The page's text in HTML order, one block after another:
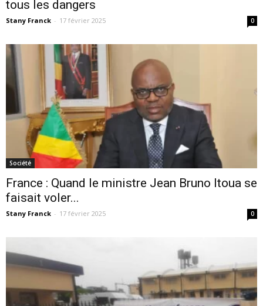
tous les dangers
Stany Franck - 17 février 2025 0
Société
France : Quand le ministre Jean Bruno Itoua se
faisait voler...
Stany Franck - 17 février 2025 0